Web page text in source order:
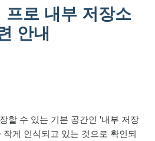
한 본인인증 명의 사용 제한
1.7 미만 버전 서비스 지원 종료
페이 N포인트 랜덤 지급 이벤트 당
터 및 페이퍼 AS 휴무 안내
로 내부 저장소
안내
할 수 있는 기본 공간인 '내부 저장
게 인식되고 있는 것으로 확인되